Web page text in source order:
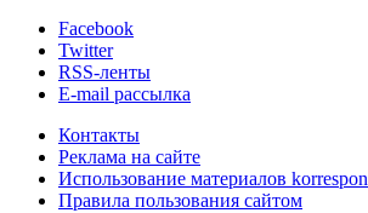
Facebook
Twitter
RSS-ленты
E-mail рассылка
Контакты
Реклама на сайте
Использование материалов
Правила пользования сайтом